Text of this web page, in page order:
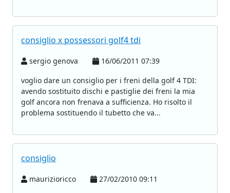
consiglio x possessori golf4 tdi
sergio genova
16/06/2011 07:39
voglio dare un consiglio per i freni della golf 4 TDI:
avendo sostituito dischi e pastiglie dei freni la mia
golf ancora non frenava a sufficienza. Ho risolto il
problema sostituendo il tubetto che va...
consiglio
maurizioricco
27/02/2010 09:11